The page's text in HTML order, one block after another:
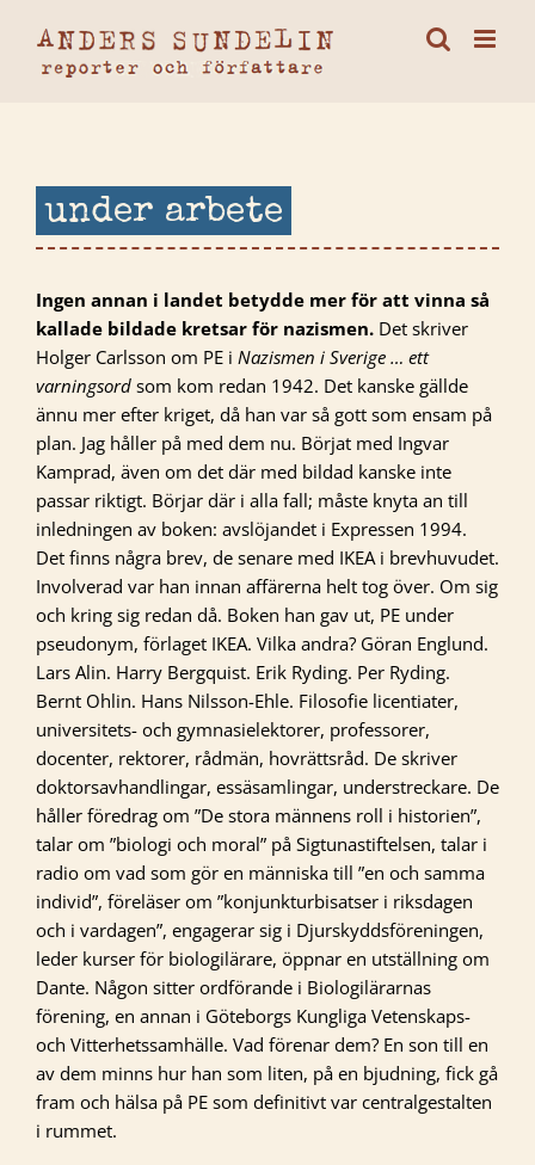
innehållet
under arbete
Ingen annan i landet betydde mer för att vinna så
kallade bildade kretsar för nazismen.Det skriver
Holger Carlsson om PE i Nazismen i Sverige … ett
varningsordsom kom redan 1942. Det kanske gällde
ännu mer efter kriget, då han var så gott som ensam på
plan. Jag håller på med dem nu. Börjat med Ingvar
Kamprad, även om det där med bildad kanske inte
passar riktigt. Börjar där i alla fall; måste knyta an till
inledningen av boken: avslöjandet i Expressen 1994.
Det finns några brev, de senare med IKEA i brevhuvudet.
Involverad var han innan affärerna helt tog över. Om sig
och kring sig redan då. Boken han gav ut, PE under
pseudonym, förlaget IKEA. Vilka andra? Göran Englund.
Lars Alin. Harry Bergquist. Erik Ryding. Per Ryding.
Bernt Ohlin. Hans Nilsson-Ehle. Filosofie licentiater,
universitets- och gymnasielektorer, professorer,
docenter, rektorer, rådmän, hovrättsråd. De skriver
doktorsavhandlingar, essäsamlingar, understreckare. De
håller föredrag om ”De stora männens roll i historien”,
talar om ”biologi och moral” på Sigtunastiftelsen, talar i
radio om vad som gör en människa till ”en och samma
individ”, föreläser om ”konjunkturbisatser i riksdagen
och i vardagen”, engagerar sig i Djurskyddsföreningen,
leder kurser för biologilärare, öppnar en utställning om
Dante. Någon sitter ordförande i Biologilärarnas
förening, en annan i Göteborgs Kungliga Vetenskaps-
och Vitterhetssamhälle. Vad förenar dem? En son till en
av dem minns hur han som liten, på en bjudning, fick gå
fram och hälsa på PE som definitivt var centralgestalten
i rummet.